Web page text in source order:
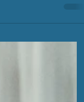
List erzählt,
des
anderen Ende
Special Guest